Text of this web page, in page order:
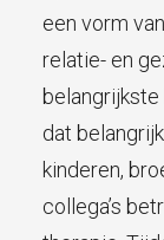
een vorm
relatie- en
dat
kinderen,
collega’s